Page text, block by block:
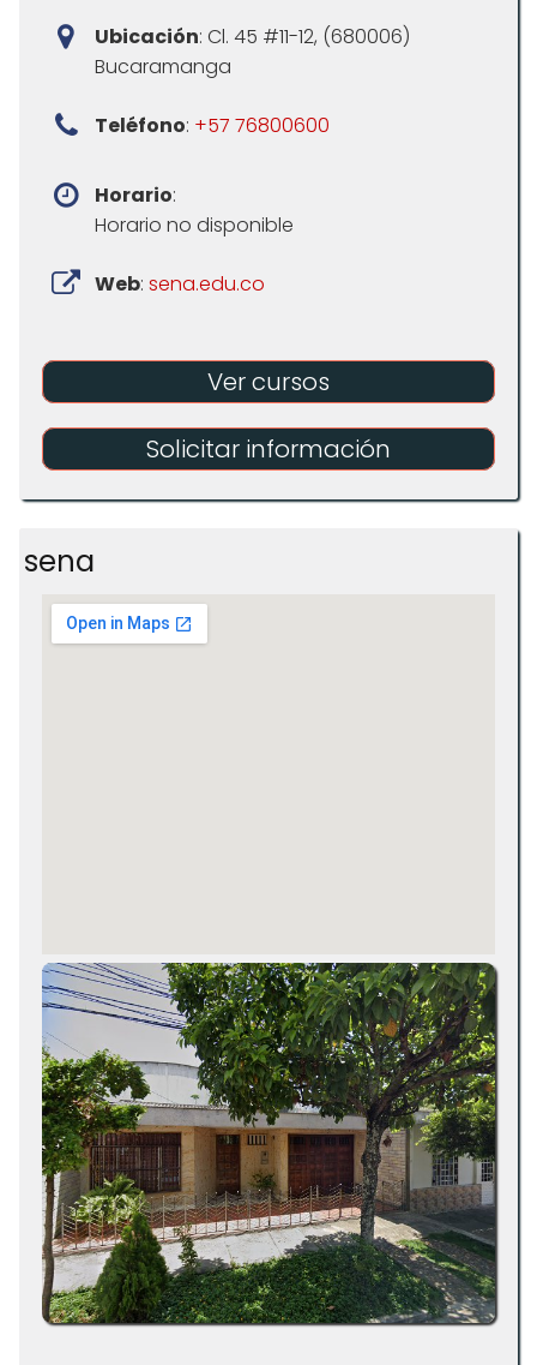
Ubicación: Cl. 45 #11-12, (680006)
Bucaramanga
Teléfono: +57 76800600
Horario:
Horario no disponible
Web: sena.edu.co
Ver cursos
Solicitar información
sena